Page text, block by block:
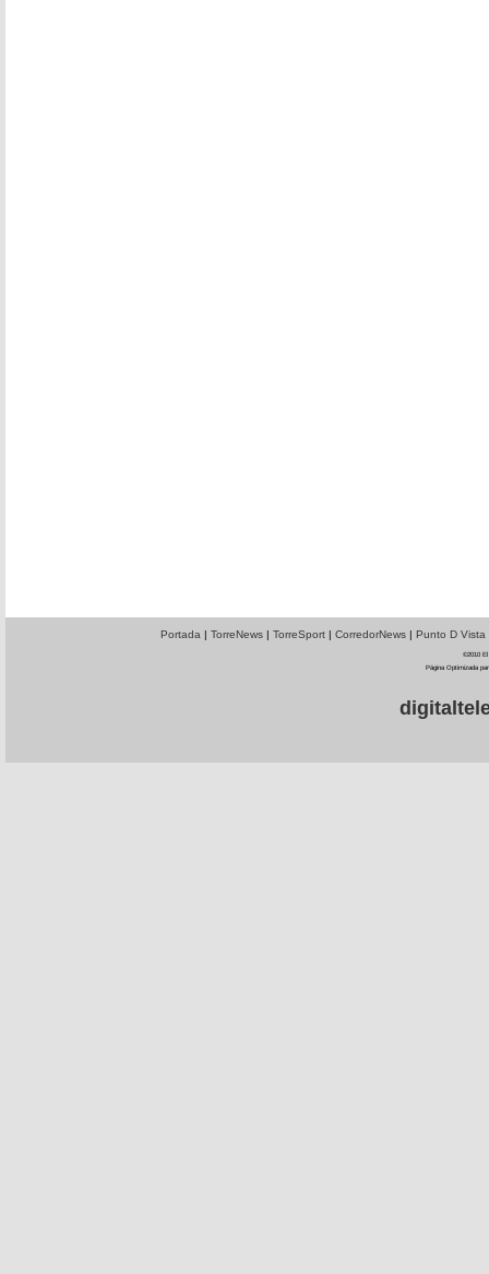
Portada | TorreNews| TorreSport| CorredorNews| Punto D Vista
©2010 El
Página Optimizada